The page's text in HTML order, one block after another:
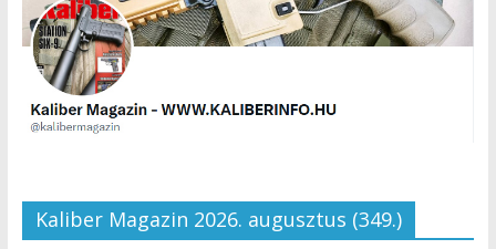
Kaliber Magazin 2026. augusztus (349.)